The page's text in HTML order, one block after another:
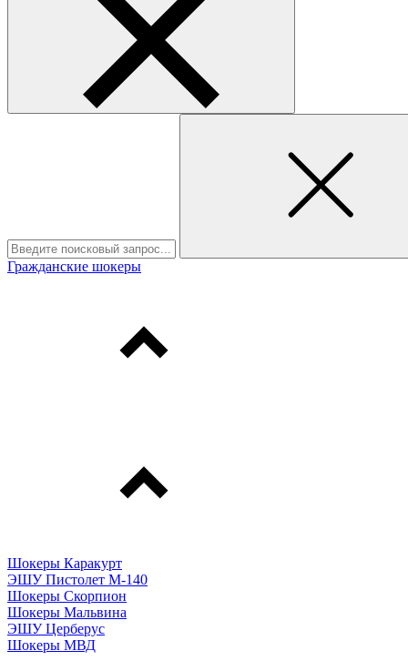
Гражданские шокеры
Шокеры Каракурт
ЭШУ Пистолет М-140
Шокеры Скорпион
Шокеры Мальвина
ЭШУ Церберус
Шокеры МВД